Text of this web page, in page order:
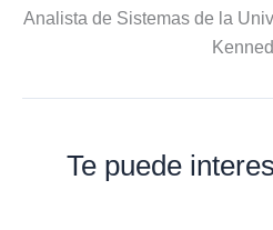
Analista de Sistemas de la
Te puede